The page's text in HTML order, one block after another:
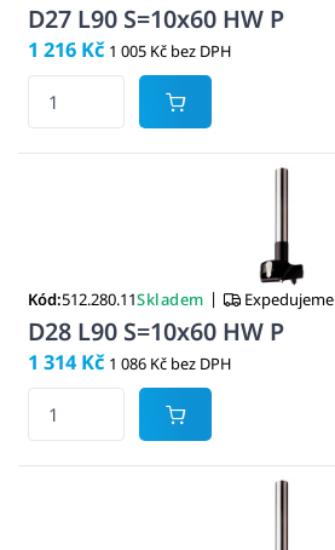
D27 L90 S=10x60 HW P
1 216 Kč 1 005 Kč bez DPH
Kód:512.280.11Skladem | Expedujeme
D28 L90 S=10x60 HW P
1 314 Kč 1 086 Kč bez DPH